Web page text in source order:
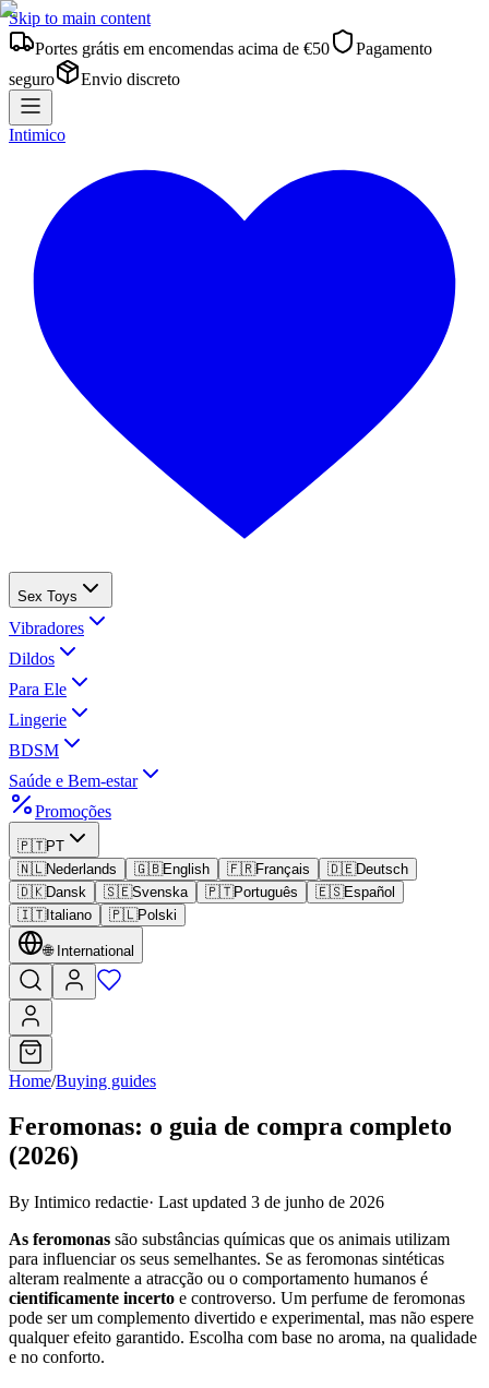
Skip to main content
Portes grátis em encomendas acima de €50
Pagamento
seguro
Envio discreto
Intimico
Sex Toys
Vibradores
Dildos
Para Ele
Lingerie
BDSM
Saúde e Bem-estar
Promoções
🇵🇹PT
🇳🇱Nederlands 🇬🇧English 🇫🇷Français 🇩🇪Deutsch
🇩🇰Dansk 🇸🇪Svenska 🇵🇹Português 🇪🇸Español
🇮🇹Italiano 🇵🇱Polski
🌐 International
Home/Buying guides
Feromonas: o guia de compra completo
(2026)
By Intimico redactie· Last updated 3 de junho de 2026
As feromonas são substâncias químicas que os animais utilizam
para influenciar os seus semelhantes. Se as feromonas sintéticas
alteram realmente a atracção ou o comportamento humanos é
cientificamente incerto e controverso. Um perfume de feromonas
pode ser um complemento divertido e experimental, mas não espere
qualquer efeito garantido. Escolha com base no aroma, na qualidade
e no conforto.